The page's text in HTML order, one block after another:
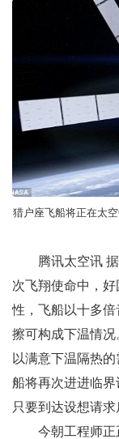
猎户座飞船将正在太
腾讯太空讯
次飞翔使命中，
性，飞船以十多
擦可构成下温情况
以满意下温隔热
船将再次进进临界
只要到达设想请
今朝工程师